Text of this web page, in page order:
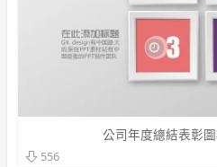
公司年度總結表彰
556